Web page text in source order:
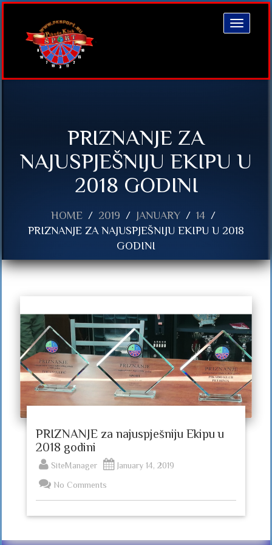
Toggle
PRIZNANJE ZA
NAJUSPJEŠNIJU EKIPU U
2018 GODINI
HOME 2019 JANUARY
14
PRIZNANJE ZA NAJUSPJEŠNIJU EKIPU U 2018
GODINI
PRIZNANJE za najuspješniju Ekipu u
2018 godini
SiteManager
January 14, 2019
No Comments